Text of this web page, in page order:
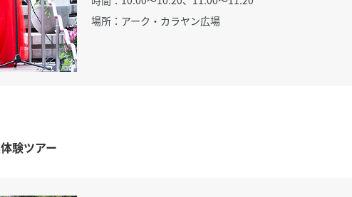
場所：アーク・カラヤン広場
験ツアー